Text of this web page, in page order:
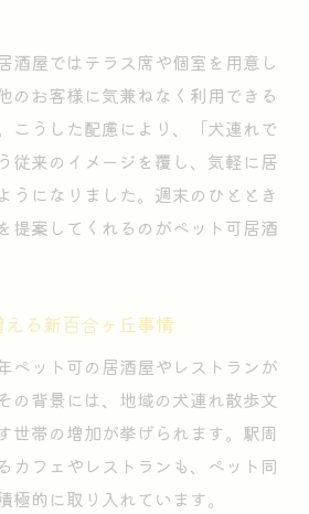
の居酒屋マナーとは何か
連れ居酒屋を賢く活用
アで叶うペット同伴飲み歩き
で居酒屋飲み歩きと犬連れ
酒屋巡りで感じる新たな魅力
酒屋を楽しむ週末プラン
きで犬も飼い主も満足体験
る犬と一緒の居酒屋時間
酒屋で愛犬と過ごす方法
ストランで居酒屋気分満喫
酒屋選びで気をつける点
酒屋ではテラス席や個室を用意し
のお客様に気兼ねなく利用できる
こうした配慮により、「犬連れで
従来のイメージを覆し、気軽に居
うになりました。週末のひととき
提案してくれるのがペット可居酒
る新百合ヶ丘事情
ペット可の居酒屋やレストランが
の背景には、地域の犬連れ散歩文
世帯の増加が挙げられます。駅周
カフェやレストランも、ペット同
的に取り入れています。